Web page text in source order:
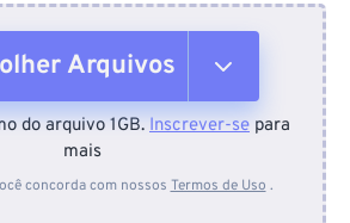
Arquivos
dispositivo
do arquivo 1GB. Inscrever-se para
mais
concorda com nossos Termos de Uso .